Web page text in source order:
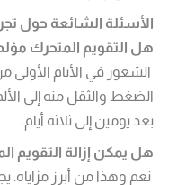
الأسئلة الشائعة حول
هل التقويم المتحرك
الشعور في الأيام
الضغط والثقل منه إلى
بعد يومين إلى ثلاثة أيام.
هل يمكن إزالة التقويم
نعم وهذا من أبرز مزاياه.